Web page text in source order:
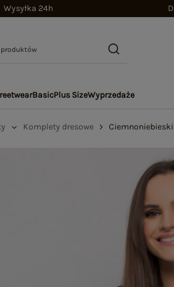
Wysyłka 24h
BasicPlus SizeWyprzedaże
Komplety dresowe